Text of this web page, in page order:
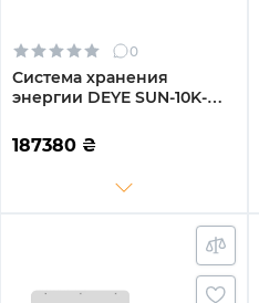
0
Система хранения
энергии DEYE SUN-10K-
10kW 14.4kWh 3BAT
LiFePO4 6500 циклов
187380 ₴